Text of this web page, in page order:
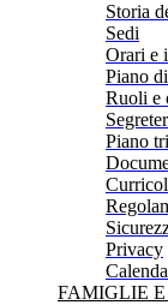
Storia
Sedi
Orari e
Piano
Ruoli e
Piano
Privacy
FAMIGLIE